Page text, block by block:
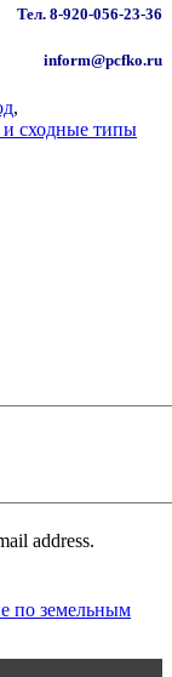
Тел. 8-920-056-23-36
inform@pcfko.ru
,
и сходные типы
address.
по земельным